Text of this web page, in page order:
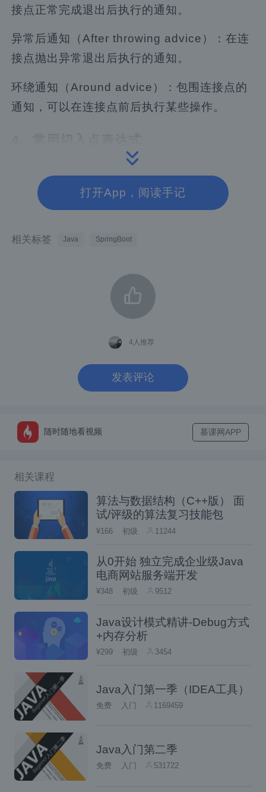
接点正常完成退出后执行的通知。
异常后通知（After throwing advice）：在连
接点抛出异常退出后执行的通知。
环绕通知（Around advice）：包围连接点的
通知，可以在连接点前后执行某些操作。
执行所有的public方法：
      `execution(public * *(..))`
执行所有以set开始的方法：
      `execution(* set*(..))`
执行HelloSpringService类中的所有方法：
`execution(*
执行service包中的所有方法：
`execution(*
5、程序示例
xml文件中添加对aop的支持
xmlns=
"http://
xmlns:xsi
xmlns:context="http://
xmlns:aop="http://
xsi:schemaLocation
http://
http://
http://
http://
http://
声明切面，切面中添加切入点和通知
<bean
打开App，阅读手记
相关标签 Java SpringBoot
4 人推荐
发表评论
随时随地看视频 慕课网APP
相关课程
算法与数据结构（C++版） 面
试/评级的算法复习技能包
¥166 初级 11244
从0开始 独立完成企业级Java
电商网站服务端开发
¥348 初级 9512
Java设计模式精讲-Debug方式
+内存分析
¥299 初级 3454
Java入门第一季（IDEA工具）
免费 入门 1169459
Java入门第二季
免费 入门 531722